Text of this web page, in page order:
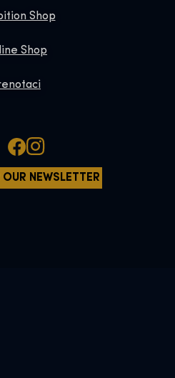
Shop
Shop
NEWSLETTER